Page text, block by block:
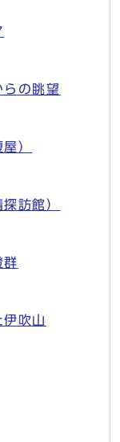
の眺望
）
訪館）
群
吹山